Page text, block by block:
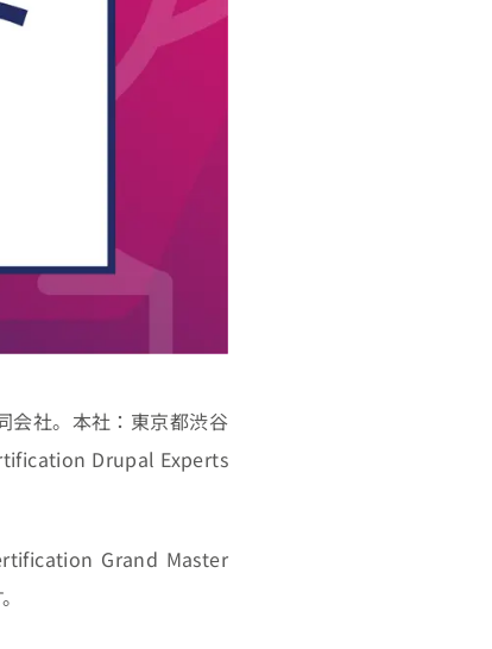
会社。本社：東京都渋谷
Drupal Experts
Grand Master